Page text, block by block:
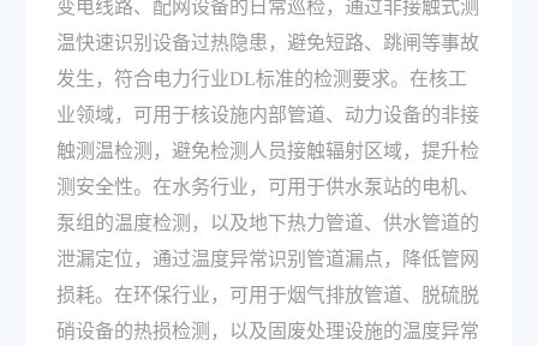
变电线路、配网设备的日常巡检，通过非接触式测
温快速识别设备过热隐患，避免短路、跳闸等事故
发生，符合电力行业DL标准的检测要求。在核工
业领域，可用于核设施内部管道、动力设备的非接
触测温检测，避免检测人员接触辐射区域，提升检
测安全性。在水务行业，可用于供水泵站的电机、
泵组的温度检测，以及地下热力管道、供水管道的
泄漏定位，通过温度异常识别管道漏点，降低管网
损耗。在环保行业，可用于烟气排放管道、脱硫脱
硝设备的热损检测，以及固废处理设施的温度异常